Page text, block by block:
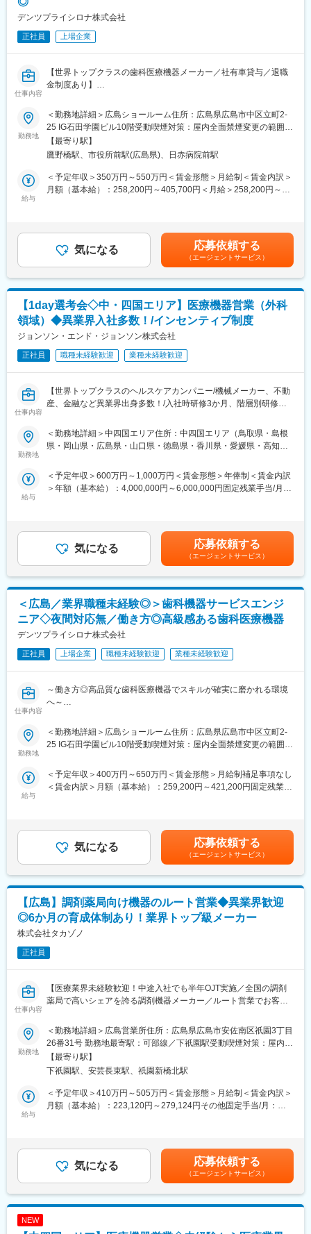
ストーマ製品は、大腸がんをはじめ様々な病気を患った患者様の
QOL（生活の質）向上に貢献しております。
製品の特性上、基本的に緊急の呼び出しや手術立会いは発生いた
しません。また、直行直帰スタイルがメインで，効率的な予定を
■研修について：
入社後３週間程度は座学で業界知識、学術・製品知識などを学ん
でいただきます。現場配属後、先輩との同行などOJTでお仕事を
身につけていただきます。業界未経験からの入社者も活躍中で
す。
ました。
外資系企業ではありますが日系企業のような風土で、社内の雰囲
気はとてもフラットで働きやすい環境です。マーケットシェアは
とから教育研修制度が充実、実績に応じたインセンティブ制度で
頑張った分だけ報いる報酬制度です。
変更の範囲：会社の定める業務
デンツプライシロナ株式会社
正社員 上場企業
仕事内容
【世界トップクラスの歯科医療機器メーカー／社有車貸与／退職
金制度あり】
■業務内容
主に中国・四国エリアのお客様に対し、当社で展開しているセレ
ック製品の活用方法に関するアドバイスや使用方法のトレーニン
グなどを通して、お客様をサポートするポジションとなります。
※広島営業所を拠点として中国・四国エリアのお客様を担当いただ
きます。
・セレックの設置についてサポート
・展示会/セミナーの実施
・導入顧客へセレック以外の製品についての案内促進
◇弊社取扱製品：セレック（歯科用CAD/CAMシステム）
今最も歯科業界で注目を集めるデジタル機器となり、セラミック
治療を即日で提供できる機器です。
（口腔内の様子を３D画像化できます）
３D画像化したものから、歯と同じ色をしたセラミックブロック
を削り出し、歯を形成することができます。
※商品URL
https://www.dentsplysirona.com/ja-jp/discover/discover-by-
category/cad-cam/cerec.html
■当社の特徴
デンツプライシロナは消耗品から装置、テクノロジー、専門製品
歯科クリニック等で利用される製品ラインナップが豊富で、顧客
の様々な課題に対するソリューションや提案が可能です。
勤務地
＜勤務地詳細＞広島ショールーム住所：広島県広島市中区立町2-
25 IG石田学園ビル10階受動喫煙対策：屋内全面禁煙変更の範囲：
会社の定める事業所（リモートワーク含む）
【最寄り駅】
鷹野橋駅、市役所前駅(広島県)、日赤病院前駅
給与
＜予定年収＞350万円～550万円＜賃金形態＞月給制＜賃金内訳＞
月額（基本給）：258,200円～405,700円＜月給＞258,200円～
性があります。賃金はあくまでも目安の金額であり、選考を通じ
て上下する可能性があります。月給(月額)は固定手当を含めた表記
です。
気になる 応募依頼する
（エージェントサービス）
【1day選考会◇中・四国エリア】医療機器営業（外科
領域）◆異業界入社多数！/インセンティブ制度
ジョンソン・エンド・ジョンソン株式会社
正社員 職種未経験歓迎 業種未経験歓迎
仕事内容
【世界トップクラスのヘルスケアカンパニー/機械メーカー、不動
産、金融など異業界出身多数！/入社時研修3か月、階層別研修な
シェアの製品多数/インセンティブ制度/入社想定日：2026年10月1
日】
★個人の裁量が大きく、年齢・性別関係・社歴関係なく活躍でき
る環境です！
■業務詳細
担当エリアの病院（主に医師）に対し、当社にて扱っている製品
を提案していただきます。医師のニーズを掘り下げた上で解決に
最適なソリューションを提案する、コンサルティングのような営
業スタイルになります。
＜具体的な業務内容＞
・担当する製品の提案、技術サポート（手術の立会いあり）
・最新の医療関連情報の提供、医療機関へのサポート（勉強・セ
ミナーの主催など）
・販売代理店へのサポート
※担当病院数は10～15施設ほどです。
※緊急の呼び出し等は発生いたしません。
■担当製品
サージェリー事業本部で展開している外科の製品群で「手術用縫
ップを揃えており、顧客のニーズに合わせた最適なソリューショ
ン提案が可能です。
入社後は会社、製品に関して知識を深めていただくため3か月の研
修を行っています。座学だけでなく、実際に担当する製品の操作
を頂くなど基礎的な知識を身につけてからの現場配属になりま
す。現場配属後も上長や先輩社員との営業動向や勉強会、年次や
階層別の研修プログラムを用意しているため、継続的に知識習得
をする環境が整っております。
※初期研修期間中は会社で手配するビジネスホテルに宿泊していた
だきます。
例）GROWプログラム：短期間にて他部署の業務体験が可能／社
内公募制度：職種、セクター間の異動を行える制度
変更の範囲：会社の定める業務
勤務地
＜勤務地詳細＞中四国エリア住所：中四国エリア（鳥取県・島根
県・岡山県・広島県・山口県・徳島県・香川県・愛媛県・高知
更の範囲：会社の定める事業所
給与
＜予定年収＞600万円～1,000万円＜賃金形態＞年俸制＜賃金内訳
＞年額（基本給）：4,000,000円～6,000,000円固定残業手当/月：
補足＞※ご経験やスキルを考慮し決定いたします。※上記はインセ
ンティブを含む金額です。賃金はあくまでも目安の金額であり、
選考を通じて上下する可能性があります。月給(月額)は固定手当を
含めた表記です。
気になる 応募依頼する
（エージェントサービス）
＜広島／業界職種未経験◎＞歯科機器サービスエンジ
ニア◇夜間対応無／働き方◎高級感ある歯科医療機器
デンツプライシロナ株式会社
正社員 上場企業 職種未経験歓迎 業種未経験歓迎
仕事内容
～働き方◎高品質な歯科医療機器でスキルが確実に磨かれる環境
へ～
中四国エリアの歯科院内での歯科治療機械の保守・点検・修理業
務担当の募集です。
・お客様への説明、見積提示、価格交渉
※社用車を1台貸与しますので、ご自身で運転をして歯科クリニッ
＜取扱製品＞
高い精度とデザイン性を兼ね備えた歯科用機器を取り扱います。
医療従事者から高く評価されている製品群です。
https://www.dentsplysirona.com/ja-jp
＜過去入社者のご経歴＞
医療機器エンジニア、自動車整備士、エレベーター／自動ドアの
保守点検修理、大型空調機のメンテナンス、建築設備（ICカー
ド）、宅配ボックスの設置・修理、コピー機保守点検修理など。
電話対応はありません。
・休日出勤は医療機器の設置などで発生する場合がありますが、
・夜間対応・緊急呼出しはありません。
・直行直帰も可能です。
■入社後の研修・フォロー体制：
入社後は全体オリエンテーションから始まり、製品ごとの知識研
修を行います。
トレーニング施設にて、より実務に近い実践的な研修も受講可能
変更の範囲：会社の定める業務
勤務地
＜勤務地詳細＞広島ショールーム住所：広島県広島市中区立町2-
25 IG石田学園ビル10階受動喫煙対策：屋内全面禁煙変更の範囲：
給与
＜予定年収＞400万円～650万円＜賃金形態＞月給制補足事項なし
＜賃金内訳＞月額（基本給）：259,200円～421,200円固定残業手
＞※給与詳細は経験・能力・スキルに応じ、選考の過程を通じて決
定します。※上記年収は、インセンティブ賞与を含んだ想定金額で
す。※上記年収は、40,500円～（月20時間残業相当）を含みま
す。賃金はあくまでも目安の金額であり、選考を通じて上下する
可能性があります。月給(月額)は固定手当を含めた表記です。
気になる 応募依頼する
（エージェントサービス）
【広島】調剤薬局向け機器のルート営業◆異業界歓迎
◎6か月の育成体制あり！業界トップ級メーカー
株式会社タカゾノ
正社員
仕事内容
【医療業界未経験歓迎！中途入社でも半年OJT実施／全国の調剤
薬局で高いシェアを誇る調剤機器メーカー／ルート営業でお客様
■業務内容：
調剤薬局や医療機関に対し、分包機や調剤支援システムなどの提
案営業を担当いただきます。
分包機とは、薬を患者様ごとに自動で小分けして包装する機械の
ことで、薬剤師の業務効率化・医療ミス防止・患者様の待ち時間
短縮に役立つ製品です。
また、販売代理店との情報交換や、薬局新規オープン時の店舗レ
イアウト提案など、お客様の事業運営をサポートする役割も担い
勤務地
＜勤務地詳細＞広島営業所住所：広島県広島市安佐南区祇園3丁目
26番31号 勤務地最寄駅：可部線／下祇園駅受動喫煙対策：屋内全
面禁煙変更の範囲：会社の定める事業所
【最寄り駅】
下祇園駅、安芸長束駅、祇園新橋北駅
給与
＜予定年収＞410万円～505万円＜賃金形態＞月給制＜賃金内訳＞
月額（基本給）：223,120円～279,124円その他固定手当/月：
業手当＞有＜給与補足＞※上記年収は平均賞与を含む金額です。給
与詳細は面接にて応相談。■昇給：年1回（4月）■賞与：年2回（6
月・12月）※3～4ヶ月分（過去実績3.6ヶ月分）■年収例：・410万
円（23歳／入社1年目）・450万円（30歳／入社8年目）賃金はあ
くまでも目安の金額であり、選考を通じて上下する可能性があり
気になる 応募依頼する
（エージェントサービス）
NEW